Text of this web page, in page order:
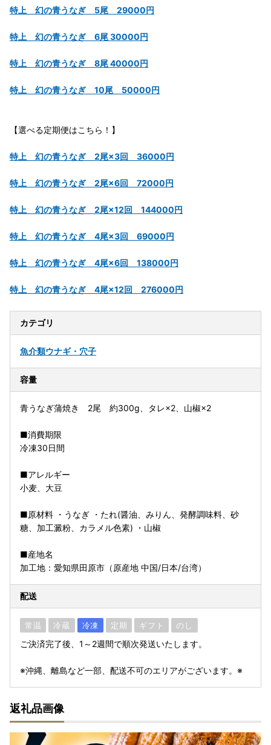
特上 幻の青うなぎ 5尾 29000円
特上 幻の青うなぎ 6尾 30000円
特上 幻の青うなぎ 8尾 40000円
特上 幻の青うなぎ 10尾 50000円
【選べる定期便はこちら！】
特上 幻の青うなぎ 2尾×3回 36000円
特上 幻の青うなぎ 2尾×6回 72000円
特上 幻の青うなぎ 2尾×12回 144000円
特上 幻の青うなぎ 4尾×3回 69000円
特上 幻の青うなぎ 4尾×6回 138000円
特上 幻の青うなぎ 4尾×12回 276000円
カテゴリ
魚介類ウナギ・穴子
容量
青うなぎ蒲焼き 2尾 約300g、タレ×2、山椒×2
■消費期限
冷凍30日間
■アレルギー
小麦、大豆
■原材料 ・うなぎ ・たれ(醤油、みりん、発酵調味料、砂
糖、加工澱粉、カラメル色素) ・山椒
■産地名
加工地：愛知県田原市（原産地 中国/日本/台湾）
配送
常温 冷蔵 冷凍 定期 ギフト のし
ご決済完了後、1～2週間で順次発送いたします。
※沖縄、離島など一部、配送不可のエリアがございます。※
返礼品画像